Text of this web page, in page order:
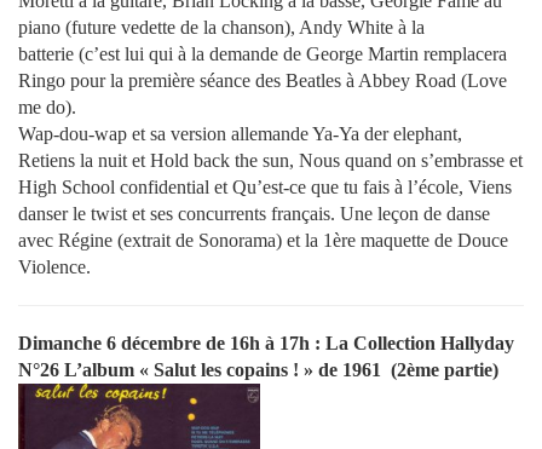
piano (future vedette de la chanson), Andy White à la
batterie (c’est lui qui à la demande de George Martin remplacera
Ringo pour la première séance des Beatles à Abbey Road (Love
me do).
Wap-dou-wap et sa version allemande Ya-Ya der elephant,
Retiens la nuit et Hold back the sun, Nous quand on s’embrasse et
High School confidential et Qu’est-ce que tu fais à l’école, Viens
danser le twist et ses concurrents français. Une leçon de danse
avec Régine (extrait de Sonorama) et la 1ère maquette de Douce
Violence.
Dimanche 6 décembre de 16h à 17h : La Collection Hallyday
N°26 L’album « Salut les copains ! » de 1961 (2ème partie)